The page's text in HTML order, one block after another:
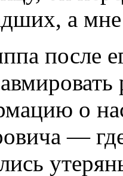
а
после
о
—